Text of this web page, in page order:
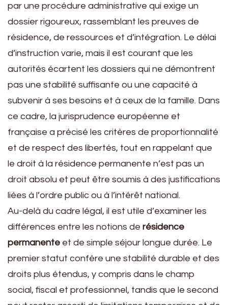
par une procédure administrative qui exige un
dossier rigoureux, rassemblant les preuves de
résidence, de ressources et d’intégration. Le délai
d’instruction varie, mais il est courant que les
autorités écartent les dossiers qui ne démontrent
pas une stabilité suffisante ou une capacité à
subvenir à ses besoins et à ceux de la famille. Dans
ce cadre, la jurisprudence européenne et
française a précisé les critères de proportionnalité
et de respect des libertés, tout en rappelant que
le droit à la résidence permanente n’est pas un
droit absolu et peut être soumis à des justifications
liées à l’ordre public ou à l’intérêt national.
Au-delà du cadre légal, il est utile d’examiner les
différences entre les notions de résidence
permanente et de simple séjour longue durée. Le
premier statut confère une stabilité durable et des
droits plus étendus, y compris dans le champ
social, fiscal et professionnel, tandis que le second